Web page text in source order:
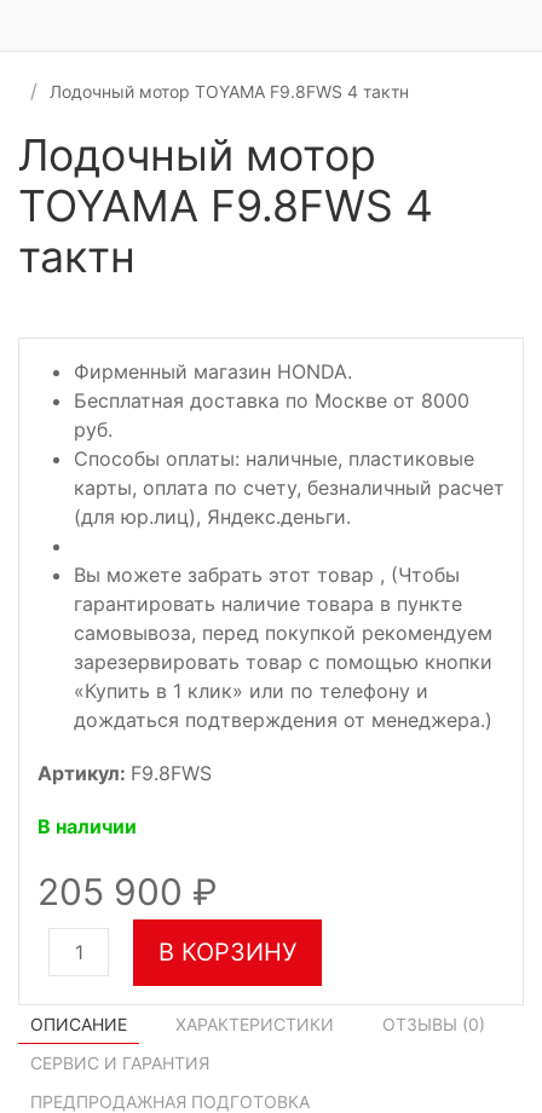
Лодочный мотор TOYAMA F9.8FWS 4 тактн
Лодочный мотор
TOYAMA F9.8FWS 4
тактн
Фирменный магазин HONDA.
Бесплатная доставка по Москве от 8000
руб.
Способы оплаты: наличные, пластиковые
карты, оплата по счету, безналичный расчет
(для юр.лиц), Яндекс.деньги.
Вы можете забрать этот товар , (Чтобы
гарантировать наличие товара в пункте
самовывоза, перед покупкой рекомендуем
зарезервировать товар с помощью кнопки
«Купить в 1 клик» или по телефону и
дождаться подтверждения от менеджера.)
Артикул: F9.8FWS
В наличии
205 900
В КОРЗИНУ
ОПИСАНИЕ ХАРАКТЕРИСТИКИ ОТЗЫВЫ (0)
СЕРВИС И ГАРАНТИЯ
ПРЕДПРОДАЖНАЯ ПОДГОТОВКА